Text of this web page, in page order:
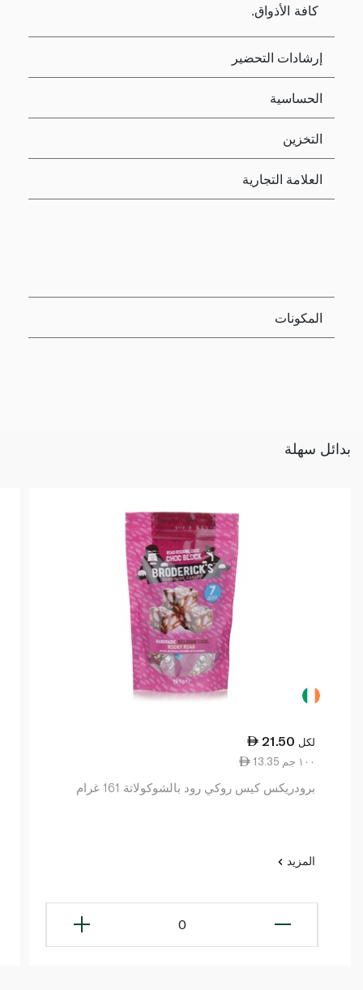
كافة الأذواق.
إرشادات التحضير
الحساسية
التخزين
العلامة التجارية
المكونات
بدائل سهلة
21.50 لكل
13.35 ١٠٠ جم
برودريكس كيس روكي رود بالشوكولاتة 161 غرام
المزيد
0